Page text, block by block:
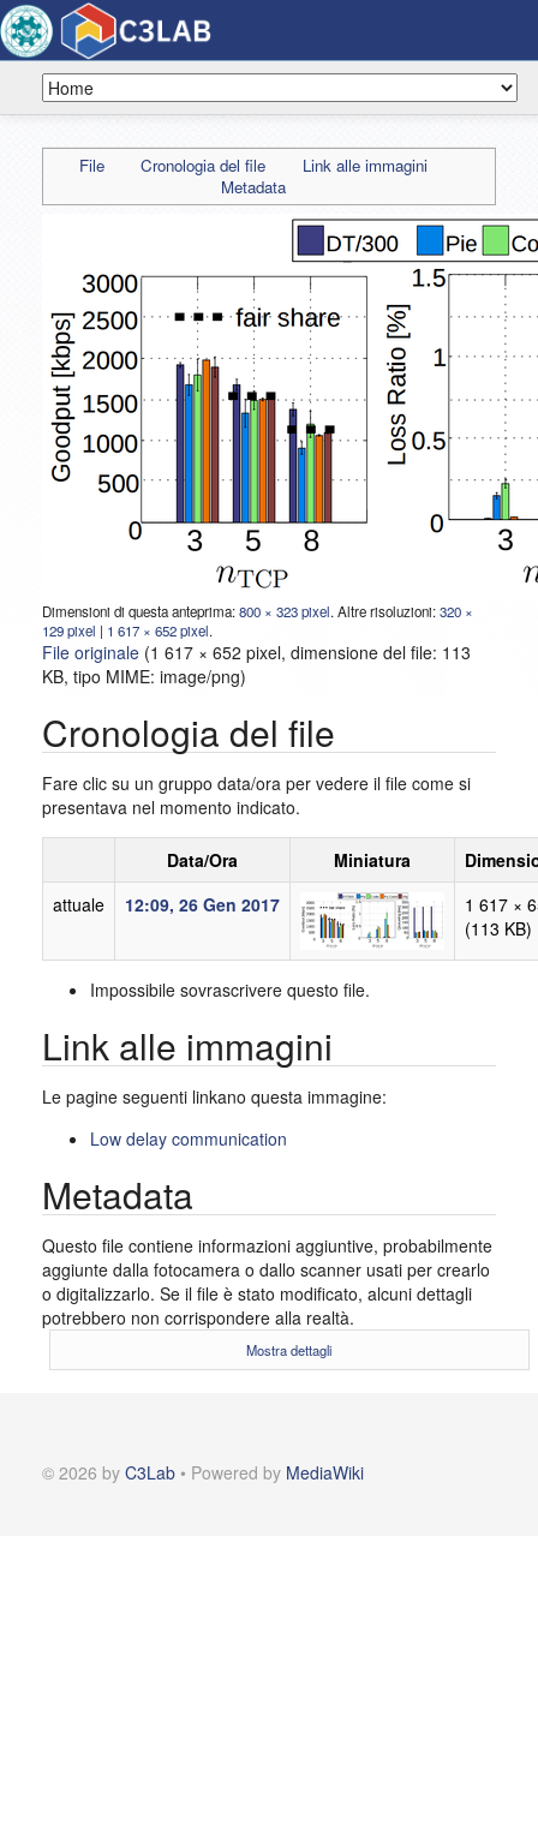
File Cronologia del file
Link alle immagini
Metadata
Dimensioni di questa anteprima:800 × 323 pixel. Altre risoluzioni:320 ×
129 pixel | 1 617 × 652 pixel.
File originale (1 617 × 652 pixel, dimensione del file: 113
KB, tipo MIME: image/png)
Cronologia del file
Fare clic su un gruppo data/ora per vedere il file come si
presentava nel momento indicato.
Data/Ora Miniatura
attuale
12:09, 26 Gen 2017
1 617 ×
(113 KB)
Impossibile sovrascrivere questo file.
Link alle immagini
Le pagine seguenti linkano questa immagine:
Low delay communication
Metadata
Questo file contiene informazioni aggiuntive, probabilmente
aggiunte dalla fotocamera o dallo scanner usati per crearlo
o digitalizzarlo. Se il file è stato modificato, alcuni dettagli
potrebbero non corrispondere alla realtà.
Mostra dettagli
© 2026 by C3Lab • Powered by MediaWiki